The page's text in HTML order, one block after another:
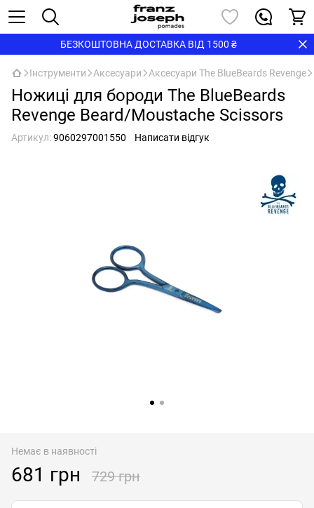
БЕЗКОШТОВНА ДОСТАВКА ВІД 1500 ₴
Інструменти Аксесуари Аксесуари The BlueBeards Revenge
Ножиці для бороди The BlueBeards
Revenge Beard/Moustache Scissors
Артикул:9060297001550 Написати відгук
Немає в наявності
681 грн 729 грн